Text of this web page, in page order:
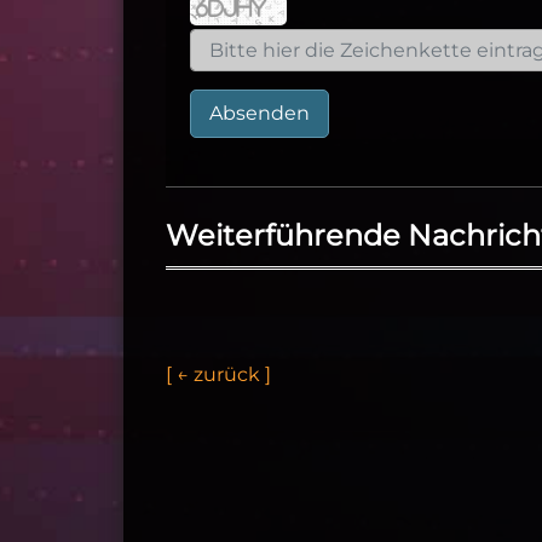
Absenden
Weiterführende
[ ← zurück ]